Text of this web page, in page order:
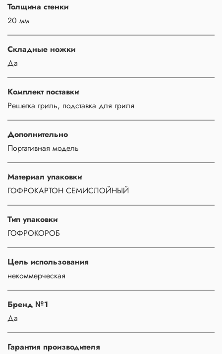
Толщина стенки
20 мм
Складные ножки
Да
Комплект поставки
Решетка гриль, подставка для гриля
Дополнительно
Портативная модель
Материал упаковки
ГОФРОКАРТОН СЕМИСЛОЙНЫЙ
Тип упаковки
ГОФРОКОРОБ
Цель использования
некоммерческая
Бренд №1
Да
Гарантия производителя